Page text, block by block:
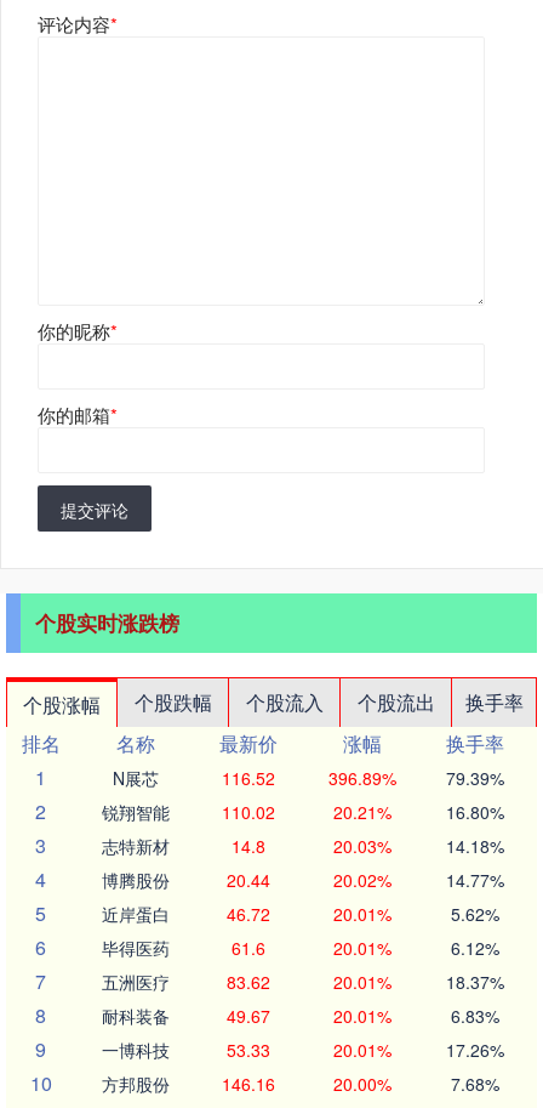
评论内容*
你的昵称*
你的邮箱*
提交评论
个股实时涨跌榜
个股涨幅 个股跌幅 个股流入 个股流出
换手率
排名
名称 最新价 涨幅
换手率
1
N展芯 116.52 396.89% 79.39%
2 锐翔智能 110.02 20.21% 16.80%
3 志特新材 14.8 20.03% 14.18%
4 博腾股份 20.44 20.02% 14.77%
5 近岸蛋白 46.72 20.01% 5.62%
6 毕得医药 61.6 20.01% 6.12%
7 五洲医疗 83.62 20.01% 18.37%
8 耐科装备 49.67 20.01% 6.83%
9 一博科技 53.33 20.01% 17.26%
10 方邦股份 146.16 20.00% 7.68%